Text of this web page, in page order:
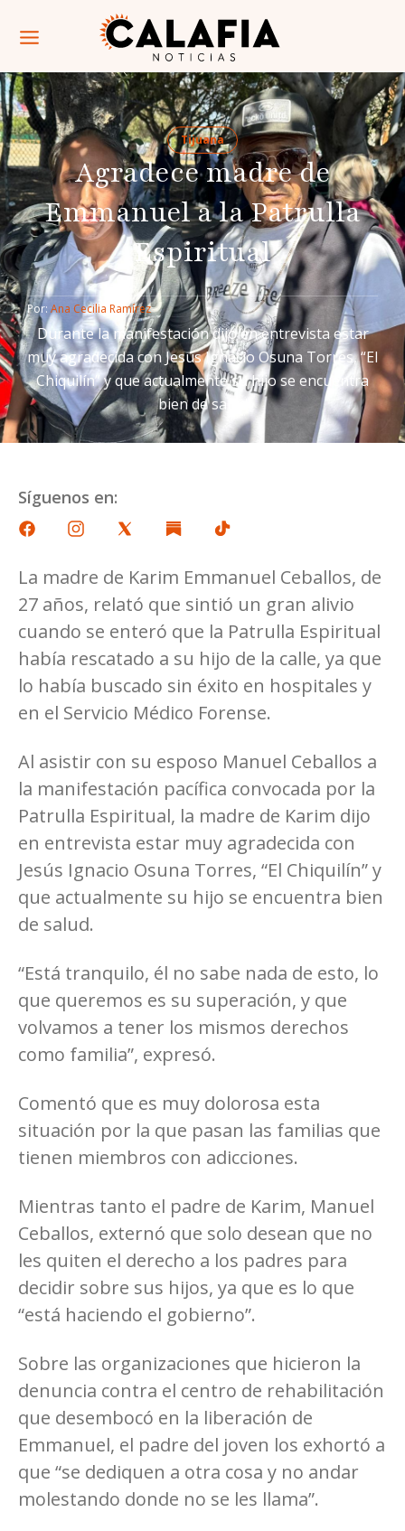
Tijuana
Agradece madre de
Emmanuel a la Patrulla
Espiritual
Por: Ana Cecilia Ramírez
Durante la manifestación dijo en entrevista estar
muy agradecida con Jesús Ignacio Osuna Torres, “El
Chiquilín” y que actualmente su hijo se encuentra
bien de salud
Síguenos en:
La madre de Karim Emmanuel Ceballos, de
27 años, relató que sintió un gran alivio
cuando se enteró que la Patrulla Espiritual
había rescatado a su hijo de la calle, ya que
lo había buscado sin éxito en hospitales y
en el Servicio Médico Forense.
Al asistir con su esposo Manuel Ceballos a
la manifestación pacífica convocada por la
Patrulla Espiritual, la madre de Karim dijo
en entrevista estar muy agradecida con
Jesús Ignacio Osuna Torres, “El Chiquilín” y
que actualmente su hijo se encuentra bien
de salud.
“Está tranquilo, él no sabe nada de esto, lo
que queremos es su superación, y que
volvamos a tener los mismos derechos
como familia”, expresó.
Comentó que es muy dolorosa esta
situación por la que pasan las familias que
tienen miembros con adicciones.
Mientras tanto el padre de Karim, Manuel
Ceballos, externó que solo desean que no
les quiten el derecho a los padres para
decidir sobre sus hijos, ya que es lo que
“está haciendo el gobierno”.
Sobre las organizaciones que hicieron la
denuncia contra el centro de rehabilitación
que desembocó en la liberación de
Emmanuel, el padre del joven los exhortó a
que “se dediquen a otra cosa y no andar
molestando donde no se les llama”.